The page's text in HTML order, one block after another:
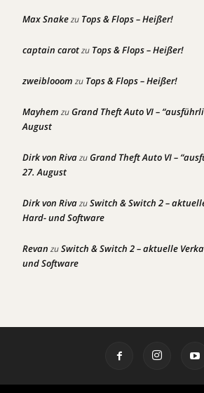
Max Snakezu Tops & Flops – Heißer!
captain carotzu Tops & Flops – Heißer!
zweiblooom zu Tops & Flops – Heißer!
Mayhem zuGrand Theft Auto VI –
August
Dirk von RivazuGrand Theft Auto VI –
27. August
Dirk von RivazuSwitch & Switch 2 –
Hard- und Software
Revan zuSwitch & Switch 2 – aktuelle
und Software